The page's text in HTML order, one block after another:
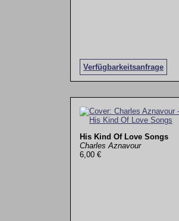
Verfügbarkeitsanfrage
His Kind Of Love Songs
Charles Aznavour
6,00 €